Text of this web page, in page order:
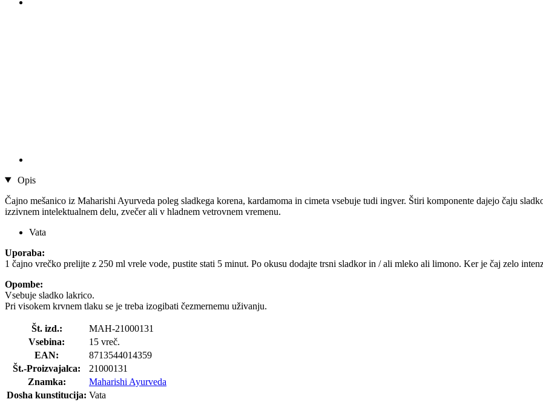
Opis
Čajno mešanico iz Maharishi Ayurveda poleg sladkega korena, kardamoma in cimeta vsebuje tudi ingver. Štiri komponente dajejo čaju
izzivnem intelektualnem delu, zvečer ali v hladnem vetrovnem vremenu.
Vata
Uporaba:
1 čajno vrečko prelijte z 250 ml vrele vode, pustite stati 5 minut. Po okusu dodajte trsni sladkor in / ali mleko ali limono. Ker je čaj zelo
Opombe:
Vsebuje sladko lakrico.
Pri visokem krvnem tlaku se je treba izogibati čezmernemu uživanju.
Št. izd.:
MAH-21000131
Vsebina:
15 vreč.
EAN:
8713544014359
Št.-Proizvajalca:
21000131
Znamka:
Maharishi Ayurveda
Dosha kunstitucija: Vata